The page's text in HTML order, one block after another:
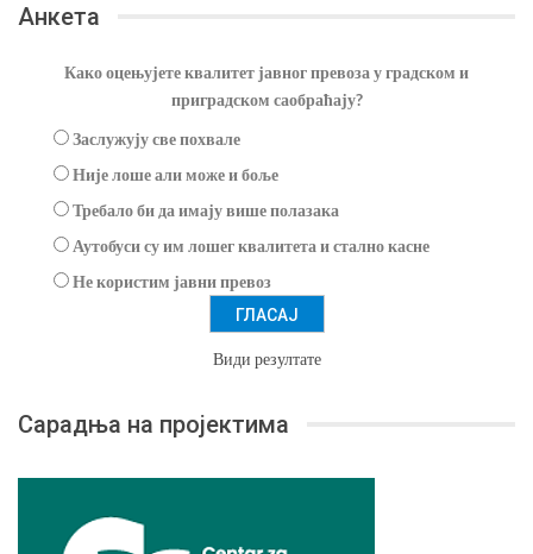
Анкета
Како оцењујете квалитет јавног превоза у градском и
приградском саобраћају?
Заслужују све похвале
Није лоше али може и боље
Требало би да имају више полазака
Аутобуси су им лошег квалитета и стално касне
Не користим јавни превоз
Види резултате
Сарадња на пројектима